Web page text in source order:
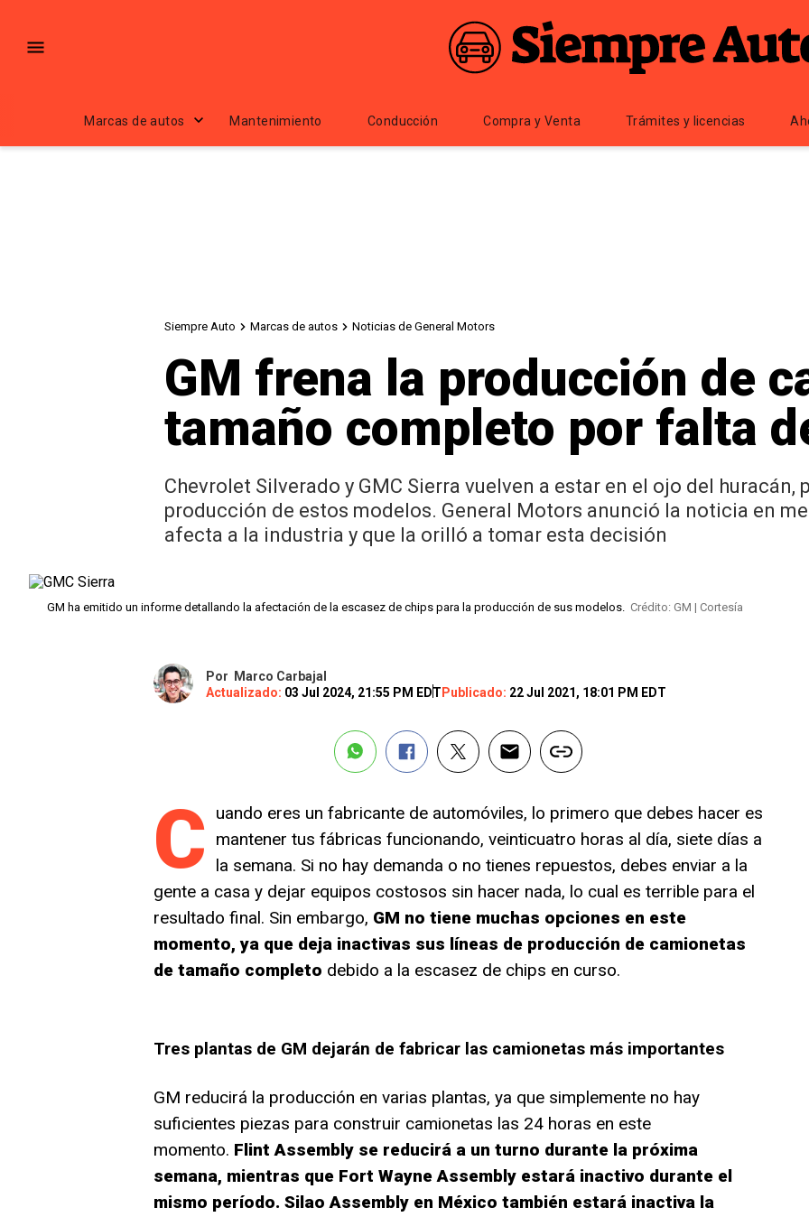
Marcas de autos Mantenimiento Conducción Compra y Venta Trámites y licencias
Siempre Auto Marcas de autos Noticias de General Motors
GM frena la producción de
tamaño completo por falta
Chevrolet Silverado y GMC Sierra vuelven a estar en el ojo del huracán,
producción de estos modelos. General Motors anunció la noticia en
afecta a la industria y que la orilló a tomar esta decisión
GM ha emitido un informe detallando la afectación de la escasez de chips para la producción de sus modelos. Crédito: GM | Cortesía
Por
Marco Carbajal
Actualizado: 03 Jul 2024, 21:55 PM EDT Publicado: 22 Jul 2021, 18:01 PM EDT
C uando eres un fabricante de automóviles, lo primero que debes hacer es
mantener tus fábricas funcionando, veinticuatro horas al día, siete días a
la semana. Si no hay demanda o no tienes repuestos, debes enviar a la
gente a casa y dejar equipos costosos sin hacer nada, lo cual es terrible para el
resultado final. Sin embargo, GM no tiene muchas opciones en este
momento, ya que deja inactivas sus líneas de producción de camionetas
de tamaño completo debido a la escasez de chips en curso.
Tres plantas de GM dejarán de fabricar las camionetas más importantes
GM reducirá la producción en varias plantas, ya que simplemente no hay
suficientes piezas para construir camionetas las 24 horas en este
momento. Flint Assembly se reducirá a un turno durante la próxima
semana, mientras que Fort Wayne Assembly estará inactivo durante el
mismo período. Silao Assembly en México también estará inactiva la